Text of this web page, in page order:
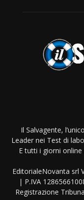
Il Salvagente,
Leader nei Test di
E tutti i giorni
EditorialeNovanta srl
| P.IVA
Registrazione